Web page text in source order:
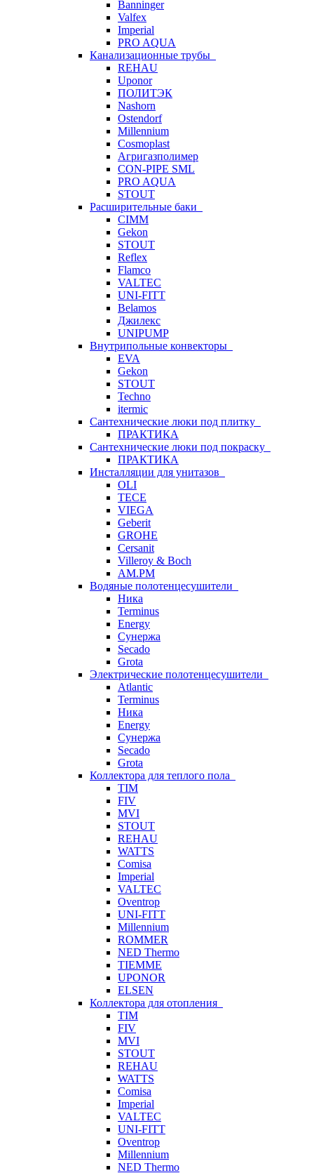
Banninger
Valfex
Imperial
PRO AQUA
Канализационные трубы
REHAU
Uponor
ПОЛИТЭК
Nashorn
Ostendorf
Millennium
Cosmoplast
Агригазполимер
CON-PIPE SML
PRO AQUA
STOUT
Расширительные баки
CIMM
Gekon
STOUT
Reflex
Flamco
VALTEC
UNI-FITT
Belamos
Джилекс
UNIPUMP
Внутрипольные конвекторы
EVA
Gekon
STOUT
Techno
itermic
Сантехнические люки под плитку
ПРАКТИКА
Сантехнические люки под покраску
ПРАКТИКА
Инсталляции для унитазов
OLI
TECE
VIEGA
Geberit
GROHE
Cersanit
Villeroy & Boch
AM.PM
Водяные полотенцесушители
Ника
Terminus
Energy
Сунержа
Secado
Grota
Электрические полотенцесушители
Atlantic
Terminus
Ника
Energy
Сунержа
Secado
Grota
Коллектора для теплого пола
TIM
FIV
MVI
STOUT
REHAU
WATTS
Comisa
Imperial
VALTEC
Oventrop
UNI-FITT
Millennium
ROMMER
NED Thermo
TIEMME
UPONOR
ELSEN
Коллектора для отопления
TIM
FIV
MVI
STOUT
REHAU
WATTS
Comisa
Imperial
VALTEC
UNI-FITT
Oventrop
Millennium
NED Thermo